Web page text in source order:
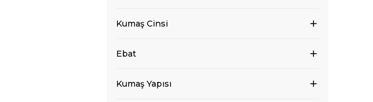
Kumaş Cinsi
Ebat
Kumaş Yapısı